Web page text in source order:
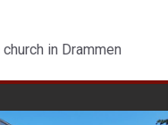
in Drammen